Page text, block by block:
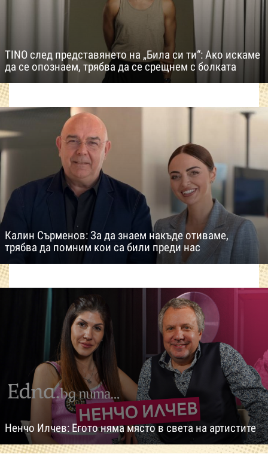
TINO след представянето на „Била си ти“: Ако искаме
да се опознаем, трябва да се срещнем с болката
Калин Сърменов: За да знаем накъде отиваме,
трябва да помним кои са били преди нас
Ненчо Илчев: Егото няма място в света на артистите